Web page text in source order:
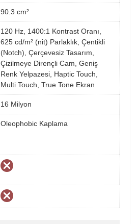
90.3 cm²
120 Hz, 1400:1 Kontrast Oranı,
625 cd/m² (nit) Parlaklık, Çentikli
(Notch), Çerçevesiz Tasarım,
Çizilmeye Dirençli Cam, Geniş
Renk Yelpazesi, Haptic Touch,
Multi Touch, True Tone Ekran
16 Milyon
Oleophobic Kaplama